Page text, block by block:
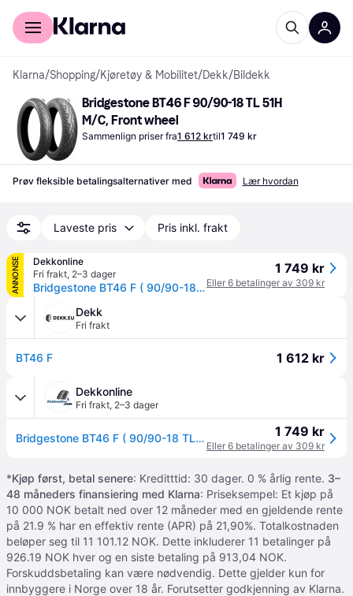
For kunder
Klarna/Shopping/Kjøretøy & Mobilitet/Dekk/Bildekk
Bridgestone BT46 F 90/90-18 TL 51H
M/C, Front wheel
Sammenlign priser fra1 612 krtil1 749 kr
Prøv fleksible betalingsalternativer med Lær hvordan
Laveste pris Pris inkl. frakt
ANNONSE
Dekkonline
Fri frakt, 2–3 dager
Bridgestone BT46 F ( 90/90-18 TL 51H M/C, forhjul )
1 749 kr
Eller 6 betalinger av 309 kr
Dekk
Fri frakt
BT46 F 1 612 kr
Dekkonline
Fri frakt, 2–3 dager
Bridgestone BT46 F ( 90/90-18 TL 51H M/C, forhjul ) 1 749 kr
Eller 6 betalinger av 309 kr
*Kjøp først, betal senere: Kreditttid: 30 dager. 0 % årlig rente. 3–
48 måneders finansiering med Klarna: Priseksempel: Et kjøp på
10 000 NOK betalt ned over 12 måneder med en gjeldende rente
på 21.9 % har en effektiv rente (APR) på 21,90%. Totalkostnaden
beløper seg til 11 101.12 NOK. Dette inkluderer 11 betalinger på
926.19 NOK hver og en siste betaling på 913,04 NOK.
Forskuddsbetaling kan være nødvendig. Dette gjelder kun for
innbyggere i Norge over 18 år. Forutsetter godkjenning av Klarna.